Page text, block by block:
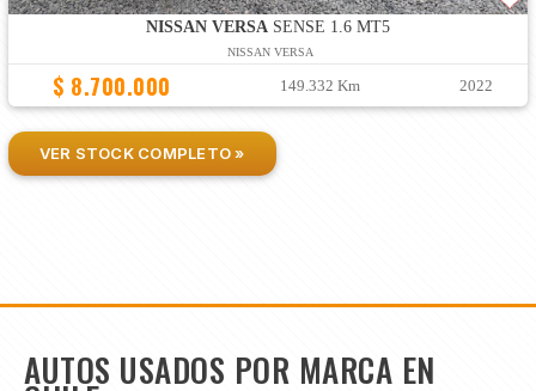
NISSAN VERSA SENSE 1.6 MT5
NISSAN VERSA
$ 8.700.000 149.332 Km 2022
VER STOCK COMPLETO »
AUTOS USADOS POR MARCA EN